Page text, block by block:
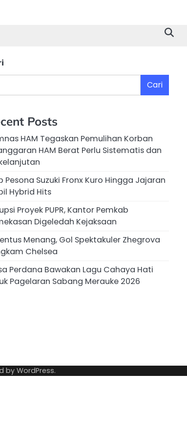
Cari
Posts
HAM Tegaskan Pemulihan Korban
HAM Berat Perlu Sistematis dan
Pesona Suzuki Fronx Kuro Hingga Jajaran
Hybrid Hits
Proyek PUPR, Kantor Pemkab
Digeledah Kejaksaan
Menang, Gol Spektakuler Zhegrova
Chelsea
Perdana Bawakan Lagu Cahaya Hati
Pagelaran Sabang Merauke 2026
byWordPress.